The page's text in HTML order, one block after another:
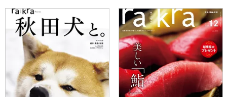
その他プライバシーポリシーの変更を行う際は、当ページへの変更を
もって公表とさせていただきます。